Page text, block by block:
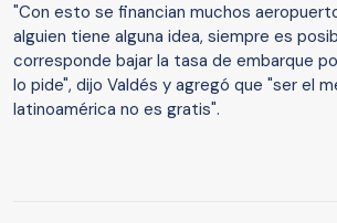
"Con esto se financian muchos
alguien tiene alguna idea, siempre es
corresponde bajar la tasa de embarque
lo pide", dijo Valdés y agregó que "ser el
latinoamérica no es gratis".